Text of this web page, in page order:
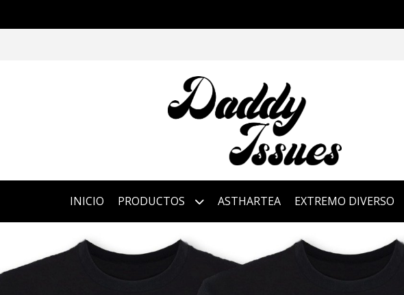
INICIO PRODUCTOS ASTHARTEA EXTREMO DIVERSO